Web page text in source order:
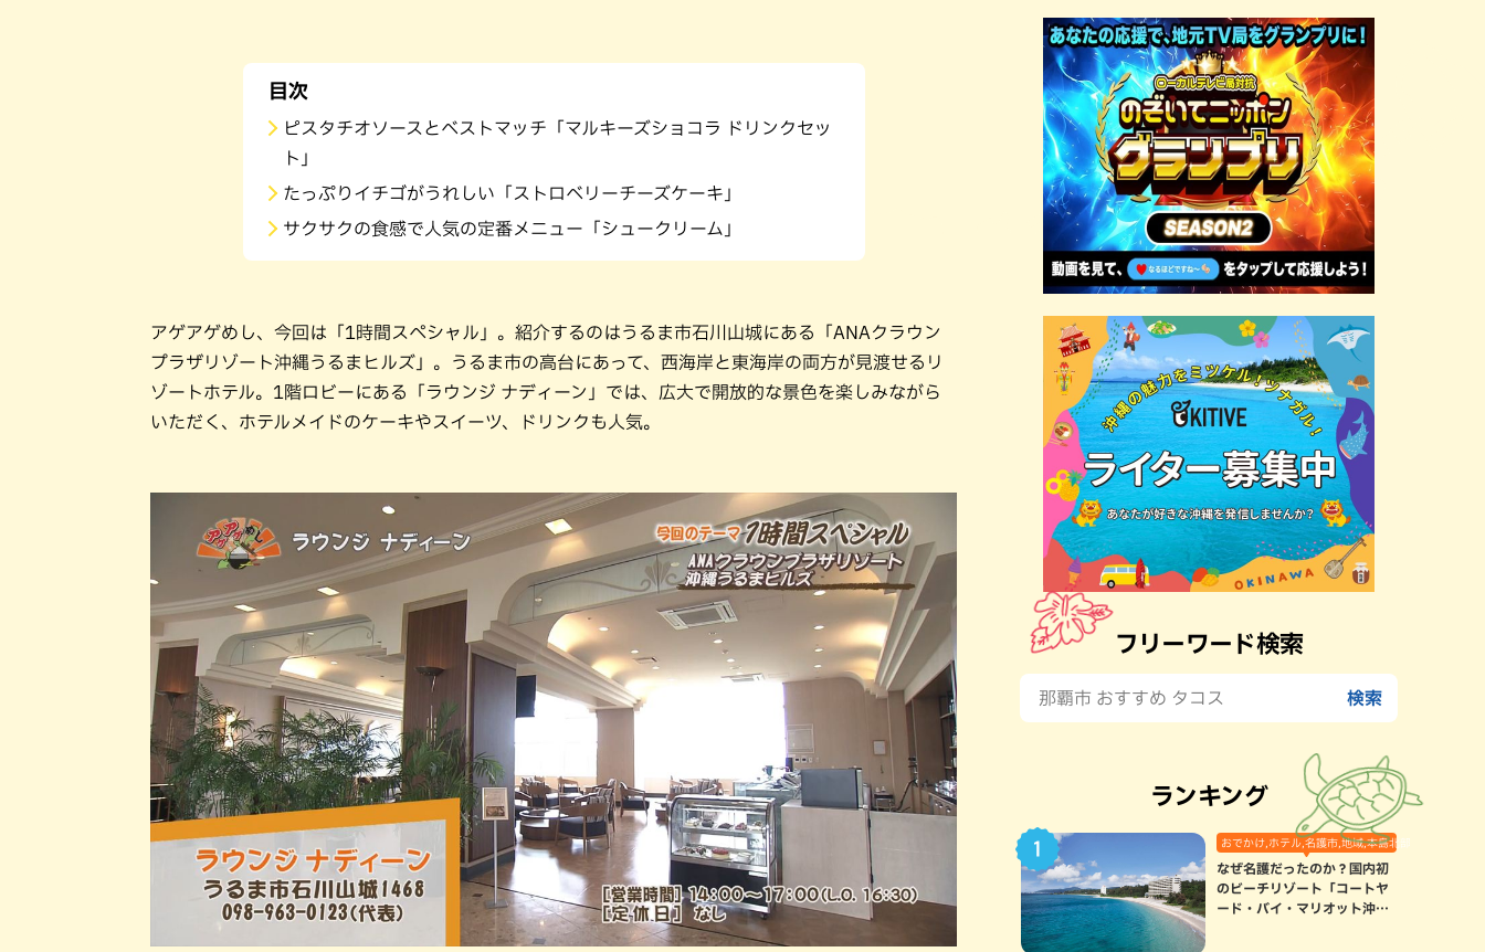
目次
ピスタチオソースとベストマッチ「マルキーズショコラ ドリンクセッ
ト」
たっぷりイチゴがうれしい「ストロベリーチーズケーキ」
サクサクの食感で人気の定番メニュー「シュークリーム」
アゲアゲめし、今回は「1時間スペシャル」。紹介するのはうるま市石川山城にある「ANAクラウン
プラザリゾート沖縄うるまヒルズ」。うるま市の高台にあって、西海岸と東海岸の両方が見渡せるリ
ゾートホテル。1階ロビーにある「ラウンジ ナディーン」では、広大で開放的な景色を楽しみながら
いただく、ホテルメイドのケーキやスイーツ、ドリンクも人気。
フリーワード検索
ランキング
おでかけ,ホテル,名護市,地域,本島北部
なぜ名護だったのか？国内初
のビーチリゾート「コートヤ
ード・バイ・マリオット沖縄